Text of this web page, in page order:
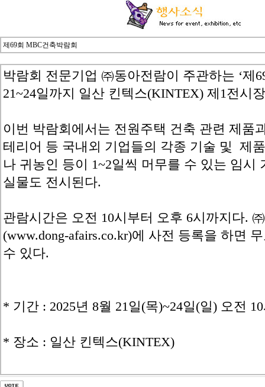
제69회 MBC건축박람회
박람회 전문기업 ㈜동아전람이 주관하는 ‘제
21~24일까지 일산 킨텍스(KINTEX) 제1전시
이번 박람회에서는 전원주택 건축 관련 제품
테리어 등 국내외 기업들의 각종 기술 및 제
나 귀농인 등이 1~2일씩 머무를 수 있는 임시
실물도 전시된다.
관람시간은 오전 10시부터 오후 6시까지다.
(www.dong-afairs.co.kr)에 사전 등록을 하면
수 있다.
* 기간 : 2025년 8월 21일(목)~24일(일) 오전
* 장소 : 일산 킨텍스(KINTEX)